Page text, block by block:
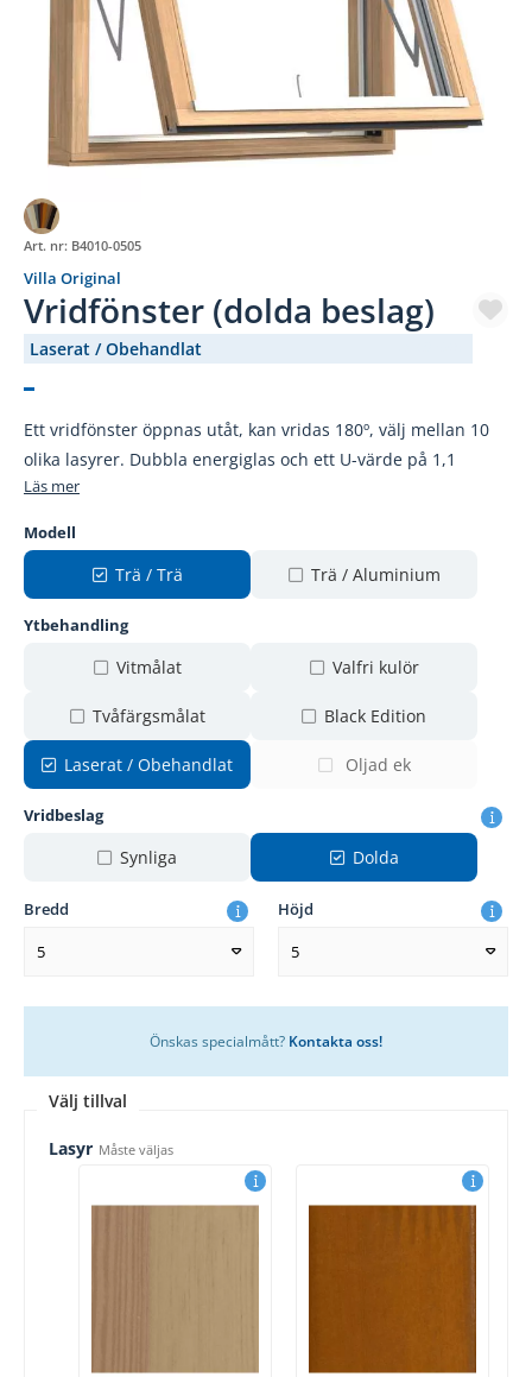
Art. nr: B4010-0505
Villa Original
Vridfönster (dolda beslag)
Laserat / Obehandlat
Ett vridfönster öppnas utåt, kan vridas 180º, välj mellan 10
olika lasyrer. Dubbla energiglas och ett U-värde på 1,1
Läs mer
Modell
Trä / Trä Trä / Aluminium
Ytbehandling
Vitmålat Valfri kulör
Tvåfärgsmålat Black Edition
Laserat / Obehandlat Oljad ek
Vridbeslag
Synliga Dolda
Bredd
5
Höjd
5
Önskas specialmått? Kontakta oss!
Välj tillval
Lasyr Måste väljas